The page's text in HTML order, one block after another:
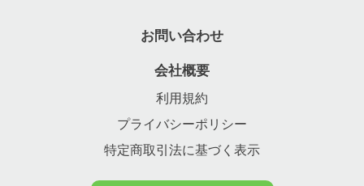
お問い合わせ
会社概要
利用規約
プライバシーポリシー
特定商取引法に基づく表示